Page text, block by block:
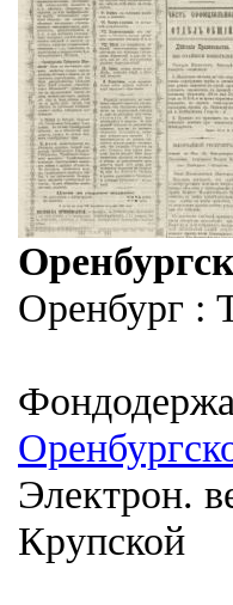
Оренбург :
Электрон.
Крупской